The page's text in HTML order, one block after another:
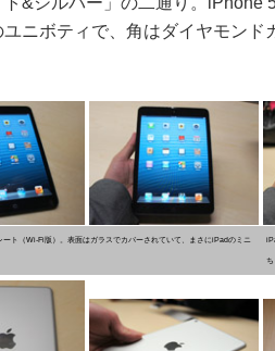
ニボティで、角はダイヤモンド
ト（Wi-Fi版）。表面はガラスでカバーされていて、まさにiPadのミニ
ち